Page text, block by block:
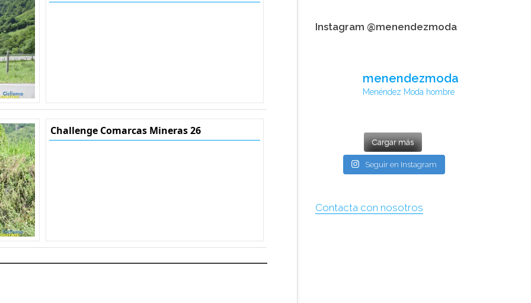
Challenge Comarcas Mineras 26
Instagram @menendezmoda
menendezmoda
Menéndez Moda hombre
Cargar más
Seguir en Instagram
Contacta con nosotros